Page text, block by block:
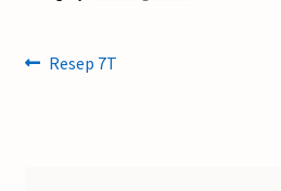
Post
Previous
Resep 7T